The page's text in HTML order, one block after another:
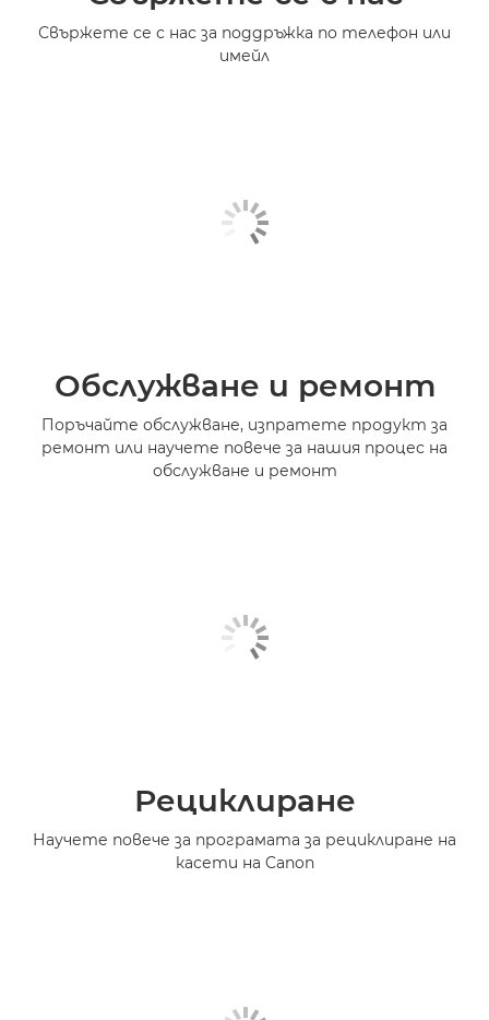
Свържете се с нас за поддръжка по телефон или
имейл
Обслужване и ремонт
Поръчайте обслужване, изпратете продукт за
ремонт или научете повече за нашия процес на
обслужване и ремонт
Рециклиране
Научете повече за програмата за рециклиране на
касети на Canon